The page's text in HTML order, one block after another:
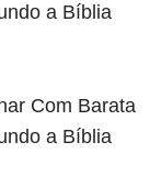
a Bíblia
Com Barata
a Bíblia